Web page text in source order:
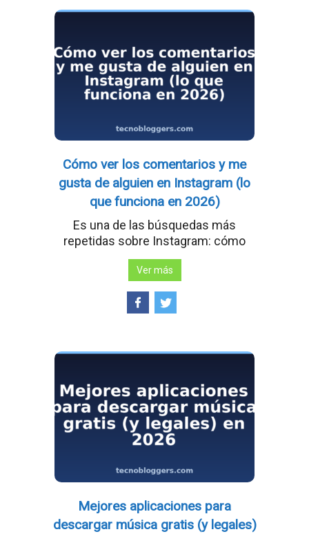
Cómo ver los comentarios y me
gusta de alguien en Instagram (lo
que funciona en 2026)
Es una de las búsquedas más
repetidas sobre Instagram: cómo
Ver más
Mejores aplicaciones para
descargar música gratis (y legales)